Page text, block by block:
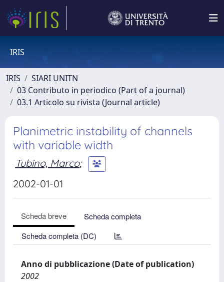
IRIS
IRIS
SIARI UNITN
03 Contributo in periodico (Part of a journal)
03.1 Articolo su rivista (Journal article)
Planimetric instability of channels
with variable width
Tubino, Marco;
2002-01-01
Scheda breve
Scheda completa
Scheda completa (DC)
Anno di pubblicazione (Date of publication)
2002